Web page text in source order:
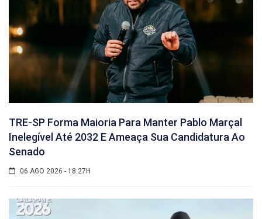
TRE-SP Forma Maioria Para Manter Pablo Marçal
Inelegível Até 2032 E Ameaça Sua Candidatura Ao
Senado
06 AGO 2026 - 18:27H